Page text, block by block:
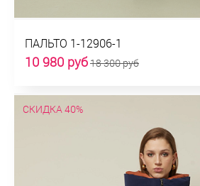
ПАЛЬТО 1-12906-1
10 980 руб18 300 руб
СКИДКА 40%